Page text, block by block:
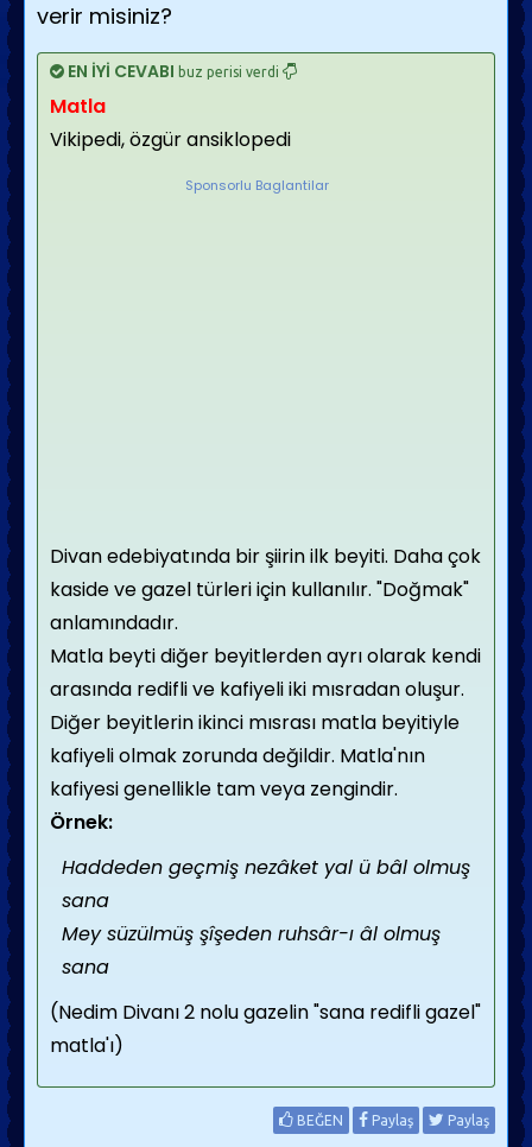
verir misiniz?
EN İYİ CEVABI buz perisi verdi
Matla
Vikipedi, özgür ansiklopedi
Sponsorlu Baglantilar
Divan edebiyatında bir şiirin ilk beyiti. Daha çok
kaside ve gazel türleri için kullanılır. "Doğmak"
anlamındadır.
Matla beyti diğer beyitlerden ayrı olarak kendi
arasında redifli ve kafiyeli iki mısradan oluşur.
Diğer beyitlerin ikinci mısrası matla beyitiyle
kafiyeli olmak zorunda değildir. Matla'nın
kafiyesi genellikle tam veya zengindir.
Örnek:
Haddeden geçmiş nezâket yal ü bâl olmuş
sana
Mey süzülmüş şîşeden ruhsâr-ı âl olmuş
sana
(Nedim Divanı 2 nolu gazelin "sana redifli gazel"
matla'ı)
BEĞEN Paylaş Paylaş